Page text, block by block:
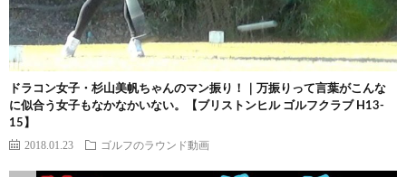
ドラコン女子・杉山美帆ちゃんのマン振り！｜万振りって言葉がこんな
に似合う女子もなかなかいない。【ブリストンヒル ゴルフクラブ H13-
15】
2018.01.23 ゴルフのラウンド動画